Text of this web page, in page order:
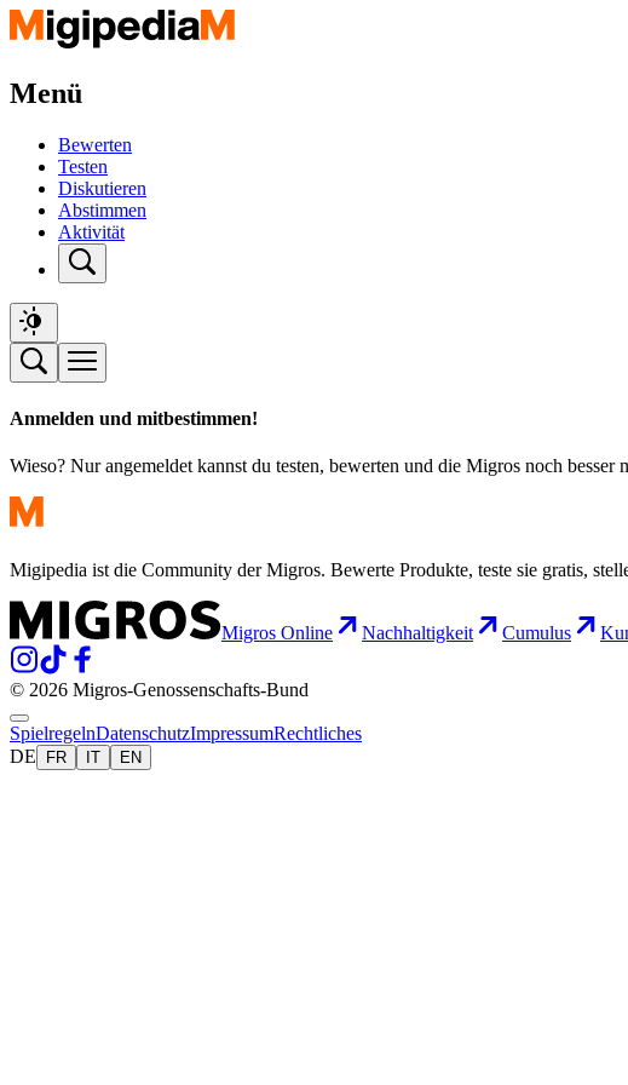
Menü
Bewerten
Testen
Diskutieren
Abstimmen
Aktivität
Anmelden und mitbestimmen!
Wieso? Nur angemeldet kannst du testen, bewerten und die Migros noch besser
Migipedia ist die Community der Migros. Bewerte Produkte, teste sie gratis,
Migros Online Nachhaltigkeit Cumulus
© 2026 Migros-Genossenschafts-Bund
SpielregelnDatenschutzImpressumRechtliches
DE
FR IT EN